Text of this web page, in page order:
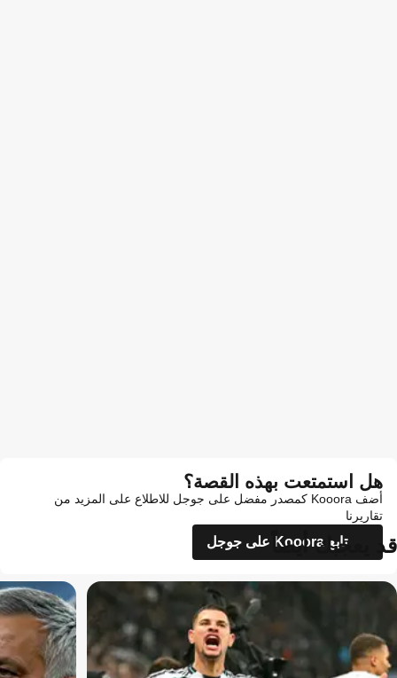
هل استمتعت بهذه القصة؟
أضف Kooora كمصدر مفضل على جوجل للاطلاع على المزيد من
تقاريرنا
تابع Kooora على جوجل
قد يعجبك أيضاً